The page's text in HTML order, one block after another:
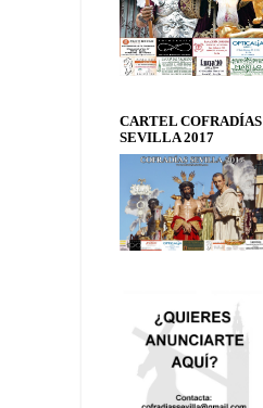
CARTEL COFRADÍAS
SEVILLA 2017